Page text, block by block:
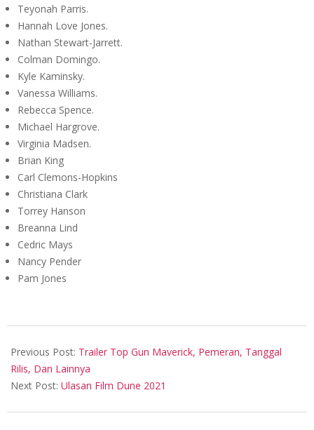
Teyonah Parris.
Hannah Love Jones.
Nathan Stewart-Jarrett.
Colman Domingo.
Kyle Kaminsky.
Vanessa Williams.
Rebecca Spence.
Michael Hargrove.
Virginia Madsen.
Brian King
Carl Clemons-Hopkins
Christiana Clark
Torrey Hanson
Breanna Lind
Cedric Mays
Nancy Pender
Pam Jones
09-
01
Previous Post: Trailer Top Gun Maverick, Pemeran, Tanggal
Rilis, Dan Lainnya
Next Post: Ulasan Film Dune 2021